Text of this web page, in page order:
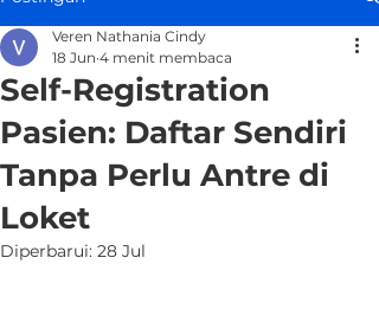
Self-Registration
Pasien: Daftar Sendiri
Tanpa Perlu Antre di
Loket
Veren Nathania Cindy
18 Jun 4 menit membaca
Diperbarui: 28 Jul